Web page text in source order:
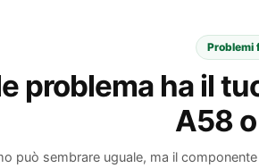
Problemi
problema ha il
A58
può sembrare uguale, ma il